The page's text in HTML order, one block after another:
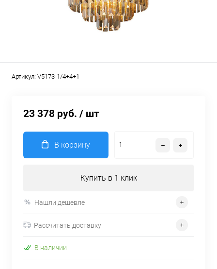
Артикул: V5173-1/4+4+1
23 378 руб. / шт
В корзину
Купить в 1 клик
Нашли дешевле
Рассчитать доставку
В наличии